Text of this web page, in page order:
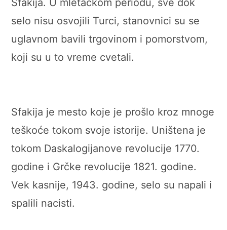
Sfakija. U mletačkom periodu, sve dok
selo nisu osvojili Turci, stanovnici su se
uglavnom bavili trgovinom i pomorstvom,
koji su u to vreme cvetali.
Sfakija je mesto koje je prošlo kroz mnoge
teškoće tokom svoje istorije. Uništena je
tokom Daskalogijanove revolucije 1770.
godine i Grčke revolucije 1821. godine.
Vek kasnije, 1943. godine, selo su napali i
spalili nacisti.